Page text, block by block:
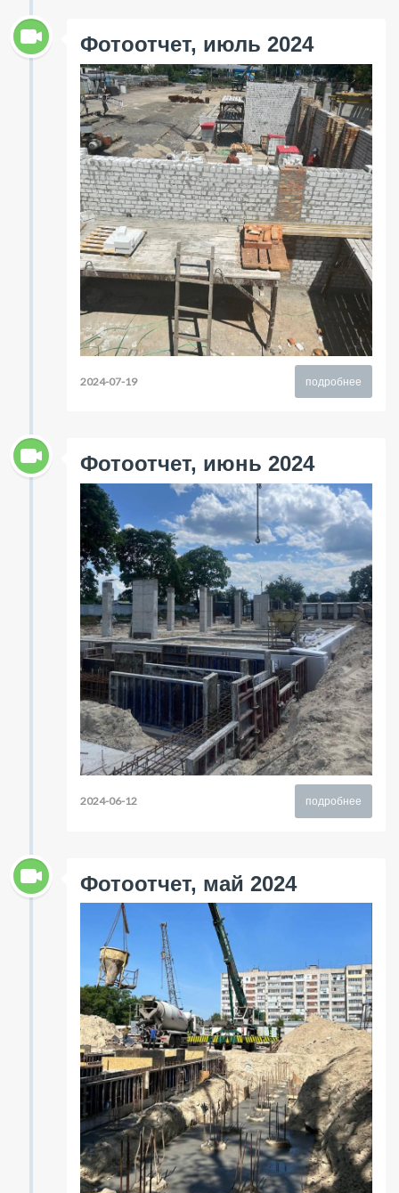
Фотоотчет, июль 2024
подробнее
2024-07-19
Фотоотчет, июнь 2024
подробнее
2024-06-12
Фотоотчет, май 2024